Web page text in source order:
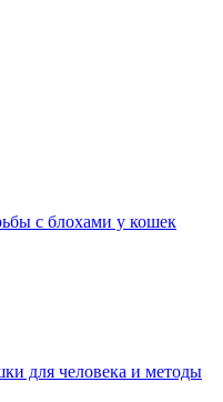
с блохами у кошек
для человека и методы